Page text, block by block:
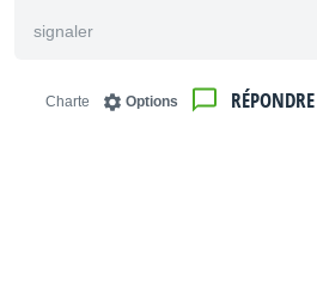
signaler
Options
Charte